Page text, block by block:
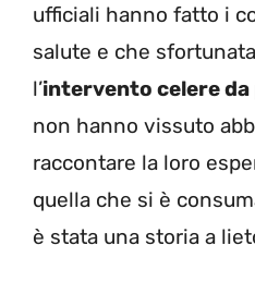
ufficiali hanno fatto i
salute e che
l’intervento celere da
non hanno vissuto
raccontare la loro
quella che si è
è stata una storia a